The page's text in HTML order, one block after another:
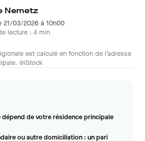
Nemetz
21/03/2026 à 10h00
lecture : 4 min
est calculé en fonction de l’adresse
©iStock
dépend de votre résidence principale
ou autre domiciliation : un pari